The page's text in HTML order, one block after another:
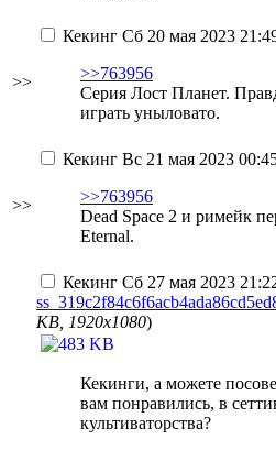
>>
Кекинг Сб 20 мая 2023
>>763956
Серия Лост Планет.
играть уныловато.
>>
Кекинг Вс 21 мая 2023
>>763956
Dead Space 2 и римейк
Eternal.
Кекинг Сб 27 мая 2023
KB, 1920x1080)
Кекинги, а можете
вам понравились, в
культиваторства?